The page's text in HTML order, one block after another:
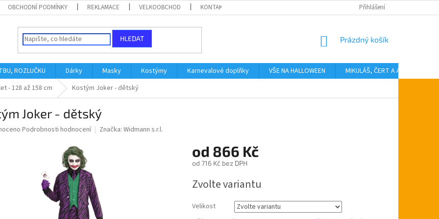
OBCHODNÍ PODMÍNKY REKLAMACE VELKOOBCHOD KONTAKTY Přihlášení
HLEDAT
NÁKUPNÍ
Prázdný košík
ROZLUČKU Dárky Masky Kostýmy Karnevalové doplňky VŠE NA HALLOWEEN MIKULÁŠ, ČERT A ANDĚL
- 128 až 158 cm Kostým Joker - dětský
Joker - dětský
Podrobnosti hodnocení Značka: Widmann s.r.l.
od 866 Kč
od 716 Kčbez DPH
cena:
Zvolte variantu
Velikost